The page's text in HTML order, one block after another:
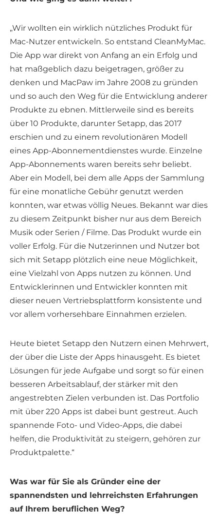
„Wir wollten ein wirklich nützliches Produkt für
Mac-Nutzer entwickeln. So entstand CleanMyMac.
Die App war direkt von Anfang an ein Erfolg und
hat maßgeblich dazu beigetragen, größer zu
denken und MacPaw im Jahre 2008 zu gründen
und so auch den Weg für die Entwicklung anderer
Produkte zu ebnen. Mittlerweile sind es bereits
über 10 Produkte, darunter Setapp, das 2017
erschien und zu einem revolutionären Modell
eines App-Abonnementdienstes wurde. Einzelne
App-Abonnements waren bereits sehr beliebt.
Aber ein Modell, bei dem alle Apps der Sammlung
für eine monatliche Gebühr genutzt werden
konnten, war etwas völlig Neues. Bekannt war dies
zu diesem Zeitpunkt bisher nur aus dem Bereich
Musik oder Serien / Filme. Das Produkt wurde ein
voller Erfolg. Für die Nutzerinnen und Nutzer bot
sich mit Setapp plötzlich eine neue Möglichkeit,
eine Vielzahl von Apps nutzen zu können. Und
Entwicklerinnen und Entwickler konnten mit
dieser neuen Vertriebsplattform konsistente und
vor allem vorhersehbare Einnahmen erzielen.
Heute bietet Setapp den Nutzern einen Mehrwert,
der über die Liste der Apps hinausgeht. Es bietet
Lösungen für jede Aufgabe und sorgt so für einen
besseren Arbeitsablauf, der stärker mit den
angestrebten Zielen verbunden ist. Das Portfolio
mit über 220 Apps ist dabei bunt gestreut. Auch
spannende Foto- und Video-Apps, die dabei
helfen, die Produktivität zu steigern, gehören zur
Produktpalette.“
Was war für Sie als Gründer eine der
spannendsten und lehrreichsten Erfahrungen
auf Ihrem beruflichen Weg?